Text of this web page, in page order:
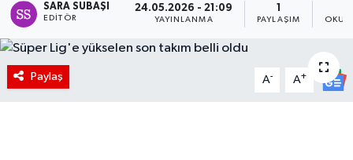
SARA SUBAŞI
EDITÖR
24.05.2026 - 21:09
YAYINLANMA
1
PAYLAŞIM
Paylaş A- A+